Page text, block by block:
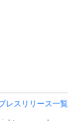
レスリリース一覧